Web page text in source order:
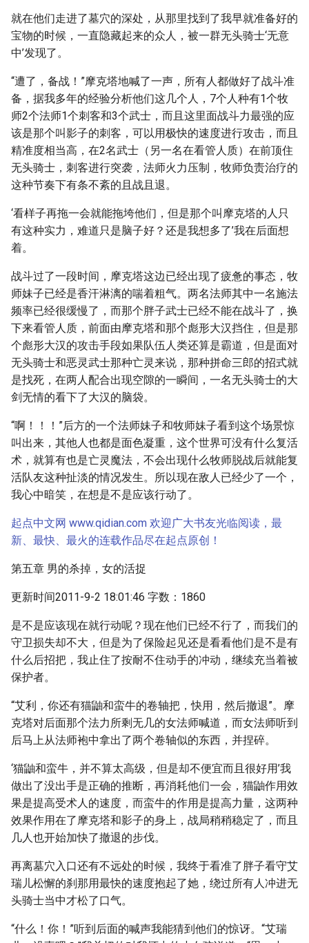
就在他们走进了墓穴的深处，从那里找到了我早就准备好的
宝物的时候，一直隐藏起来的众人，被一群无头骑士‘无意
中’发现了。
“遭了，备战！”摩克塔地喊了一声，所有人都做好了战斗准
备，据我多年的经验分析他们这几个人，7个人种有1个牧
师2个法师1个刺客和3个武士，而且这里面战斗力最强的应
该是那个叫影子的刺客，可以用极快的速度进行攻击，而且
精准度相当高，在2名武士（另一名在看管人质）在前顶住
无头骑士，刺客进行突袭，法师火力压制，牧师负责治疗的
这种节奏下有条不紊的且战且退。
‘看样子再拖一会就能拖垮他们，但是那个叫摩克塔的人只
有这种实力，难道只是脑子好？还是我想多了’我在后面想
着。
战斗过了一段时间，摩克塔这边已经出现了疲惫的事态，牧
师妹子已经是香汗淋漓的喘着粗气。两名法师其中一名施法
频率已经很缓慢了，而那个胖子武士已经不能在战斗了，换
下来看管人质，前面由摩克塔和那个彪形大汉挡住，但是那
个彪形大汉的攻击手段如果队伍人类还算是霸道，但是面对
无头骑士和恶灵武士那种亡灵来说，那种拼命三郎的招式就
是找死，在两人配合出现空隙的一瞬间，一名无头骑士的大
剑无情的看下了大汉的脑袋。
“啊！！！”后方的一个法师妹子和牧师妹子看到这个场景惊
叫出来，其他人也都是面色凝重，这个世界可没有什么复活
术，就算有也是亡灵魔法，不会出现什么牧师脱战后就能复
活队友这种扯淡的情况发生。所以现在敌人已经少了一个，
我心中暗笑，在想是不是应该行动了。
起点中文网 www.qidian.com 欢迎广大书友光临阅读，最
新、最快、最火的连载作品尽在起点原创！
第五章 男的杀掉，女的活捉
更新时间2011-9-2 18:01:46 字数：1860
是不是应该现在就行动呢？现在他们已经不行了，而我们的
守卫损失却不大，但是为了保险起见还是看看他们是不是有
什么后招把，我止住了按耐不住动手的冲动，继续充当着被
保护者。
“艾利，你还有猫鼬和蛮牛的卷轴把，快用，然后撤退”。摩
克塔对后面那个法力所剩无几的女法师喊道，而女法师听到
后马上从法师袍中拿出了两个卷轴似的东西，并捏碎。
‘猫鼬和蛮牛，并不算太高级，但是却不便宜而且很好用’我
做出了没出手是正确的推断，再消耗他们一会，猫鼬作用效
果是提高受术人的速度，而蛮牛的作用是提高力量，这两种
效果作用在了摩克塔和影子的身上，战局稍稍稳定了，而且
几人也开始加快了撤退的步伐。
再离墓穴入口还有不远处的时候，我终于看准了胖子看守艾
瑞儿松懈的刹那用最快的速度抱起了她，绕过所有人冲进无
头骑士当中才松了口气。
“什么！你！”听到后面的喊声我能猜到他们的惊讶。“艾瑞